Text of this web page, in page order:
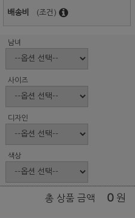
배송비 (조건)
남녀
사이즈
디자인
색상
총 상품 금액 0 원